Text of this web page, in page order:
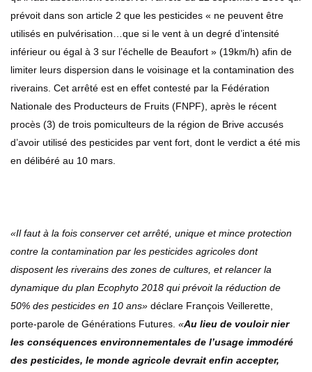
prévoit dans son article 2 que les pesticides « ne peuvent être
utilisés en pulvérisation…que si le vent à un degré d’intensité
inférieur ou égal à 3 sur l’échelle de Beaufort » (19km/h) afin de
limiter leurs dispersion dans le voisinage et la contamination des
riverains. Cet arrêté est en effet contesté par la Fédération
Nationale des Producteurs de Fruits (FNPF), après le récent
procès (3) de trois pomiculteurs de la région de Brive accusés
d’avoir utilisé des pesticides par vent fort, dont le verdict a été mis
en délibéré au 10 mars.
«Il faut à la fois conserver cet arrêté, unique et mince protection
contre la contamination par les pesticides agricoles dont
disposent les riverains des zones de cultures, et relancer la
dynamique du plan Ecophyto 2018 qui prévoit la réduction de
50% des pesticides en 10 ans» déclare François Veillerette,
porte-parole de Générations Futures. «Au lieu de vouloir nier
les conséquences environnementales de l’usage immodéré
des pesticides, le monde agricole devrait enfin accepter,